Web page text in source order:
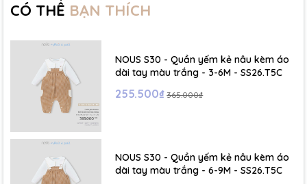
CÓ THỂ BẠN THÍCH
NOUS S30 - Quần yếm kẻ nâu kèm áo
dài tay màu trắng - 3-6M - SS26.T5C
255.500₫ 365.000₫
NOUS S30 - Quần yếm kẻ nâu kèm áo
dài tay màu trắng - 6-9M - SS26.T5C